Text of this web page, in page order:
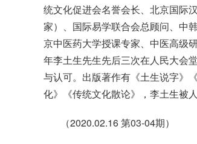
统文化促进会名誉会长、北京国际
家）、国际易学联合会总顾问、中
京中医药大学授课专家、中医高级
年李土生先生先后三次在人民大会
与认可。出版著作有《土生说字》
化》《传统文化散论》，李土生被人
（2020.02.16 第03-04期）